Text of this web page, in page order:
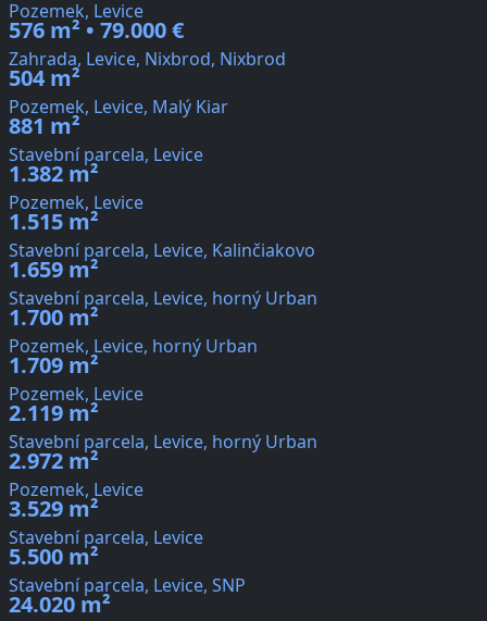
Pozemek, Levice
576 m² • 79.000 €
Zahrada, Levice, Nixbrod, Nixbrod
504 m²
Pozemek, Levice, Malý Kiar
881 m²
Stavební parcela, Levice
1.382 m²
Pozemek, Levice
1.515 m²
Stavební parcela, Levice, Kalinčiakovo
1.659 m²
Stavební parcela, Levice, horný Urban
1.700 m²
Pozemek, Levice, horný Urban
1.709 m²
Pozemek, Levice
2.119 m²
Stavební parcela, Levice, horný Urban
2.972 m²
Pozemek, Levice
3.529 m²
Stavební parcela, Levice
5.500 m²
Stavební parcela, Levice, SNP
24.020 m²